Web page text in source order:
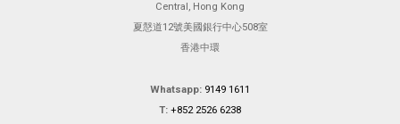
Central, Hong Kong
夏慤道12號美國銀行中心508室
香港中環
Whatsapp: 9149 1611
T: +852 2526 6238